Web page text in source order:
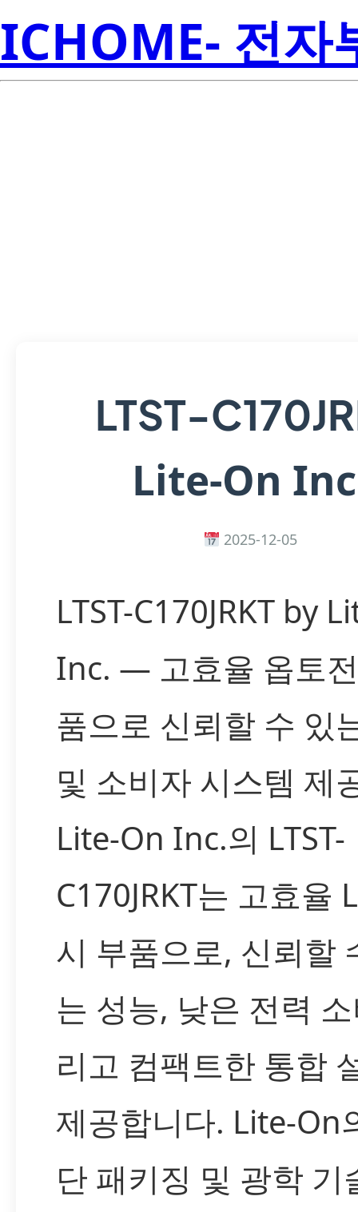
ICHOME- 전자
LTST-
Lite-On
2025-12-05
LTST-C170JRKT by
Inc. — 고효율 옵토
품으로 신뢰할 수 있
및 소비자 시스템 제
Lite-On Inc.의 LTST-
C170JRKT는 고효율
시 부품으로, 신뢰할
는 성능, 낮은 전력
리고 컴팩트한 통합
제공합니다. Lite-On
단 패키징 및 광학 기